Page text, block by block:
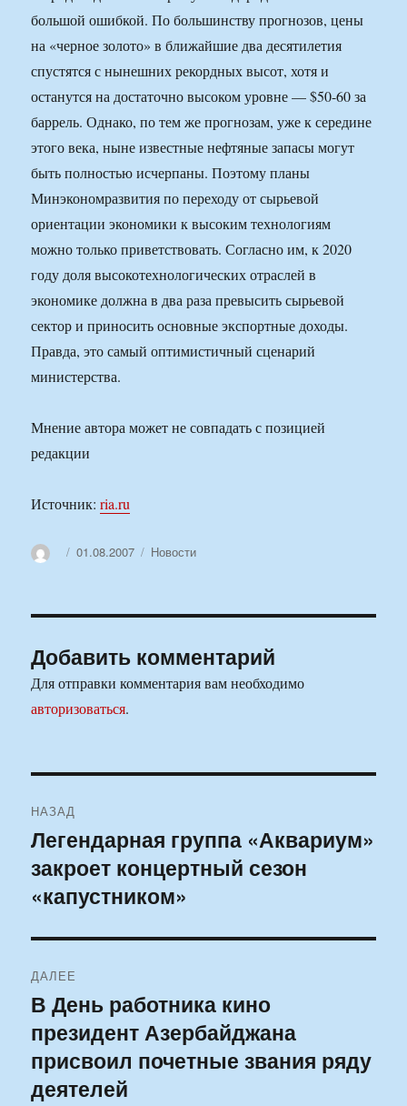
большой ошибкой. По большинству прогнозов, цены
на «черное золото» в ближайшие два десятилетия
спустятся с нынешних рекордных высот, хотя и
останутся на достаточно высоком уровне — $50-60 за
баррель. Однако, по тем же прогнозам, уже к середине
этого века, ныне известные нефтяные запасы могут
быть полностью исчерпаны. Поэтому планы
Минэкономразвития по переходу от сырьевой
ориентации экономики к высоким технологиям
можно только приветствовать. Согласно им, к 2020
году доля высокотехнологических отраслей в
экономике должна в два раза превысить сырьевой
сектор и приносить основные экспортные доходы.
Правда, это самый оптимистичный сценарий
министерства.
Мнение автора может не совпадать с позицией
редакции
Источник:ria.ru
АвторОпубликовано
01.08.2007 Рубрики
Новости
Добавить комментарий
Для отправки комментария вам необходимо
авторизоваться.
по
записям
НАЗАД
Предыдущая
запись:
Легендарная группа «Аквариум»
закроет концертный сезон
«капустником»
ДАЛЕЕ
Следующая
запись:
В День работника кино
президент Азербайджана
присвоил почетные звания ряду
деятелей